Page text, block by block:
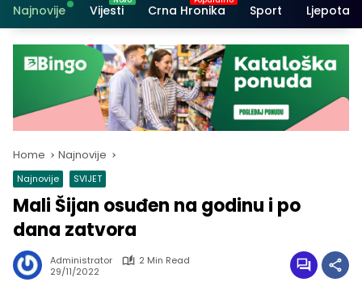
Najnovije Vijesti Crna Hronika Sport Ljepota i
Home Najnovije
Najnovije SVIJET
Mali Šijan osuđen na godinu i po
dana zatvora
Administrator
2 Min Read
29/11/2022